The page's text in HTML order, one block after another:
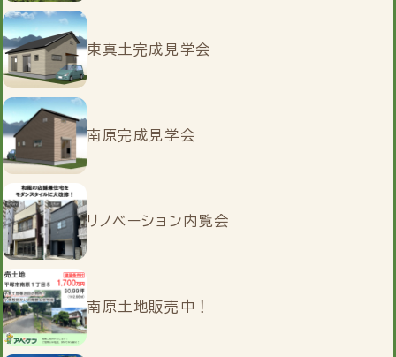
東真土完成見学会
南原完成見学会
リノベーション内覧会
南原土地販売中！